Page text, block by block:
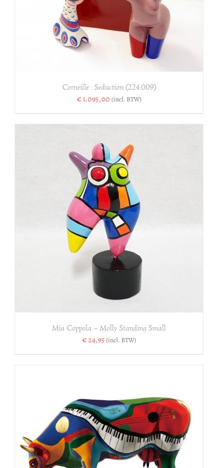
Corneille : Seduction (224.009)
€1.095,00 (incl. BTW)
Mia Coppola – Molly Standing Small
€24,95 (incl. BTW)